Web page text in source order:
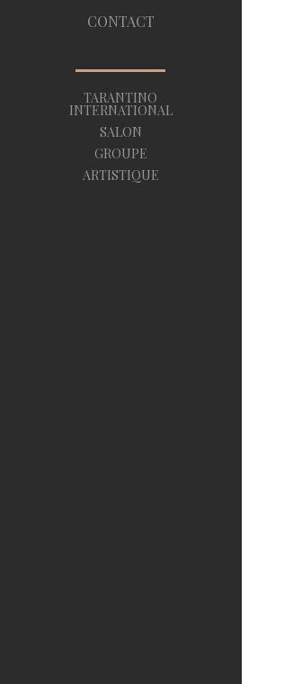
CONTACT
TARANTINO
INTERNATIONAL
SALON
GROUPE
ARTISTIQUE